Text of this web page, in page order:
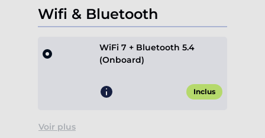
Wifi & Bluetooth
WiFi 7 + Bluetooth 5.4
(Onboard)
Inclus
Voir plus